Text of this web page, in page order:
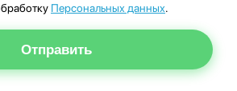
Персональных данных.
Отправить